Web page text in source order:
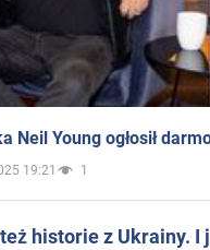
Neil Young ogłosił
19:21 1
historie z Ukrainy.